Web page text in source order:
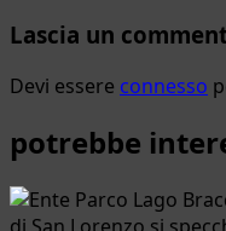
Lascia un
Devi essere connesso
potrebbe